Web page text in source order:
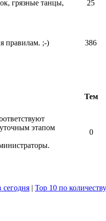
грязные танцы, 25
правилам. ;-) 386
Тем
этапом
0
сегодня | Top 10 по